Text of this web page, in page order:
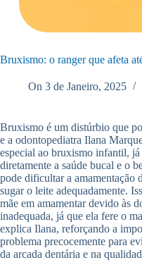
Bruxismo: o ranger que afeta
On 3 de Janeiro, 2025
Bruxismo é um distúrbio que
e a odontopediatra Ilana
especial ao bruxismo infantil,
diretamente a saúde bucal e o
pode dificultar a amamentação
sugar o leite adequadamente.
mãe em amamentar devido às
inadequada, já que ela fere o
explica Ilana, reforçando a
problema precocemente para
da arcada dentária e na